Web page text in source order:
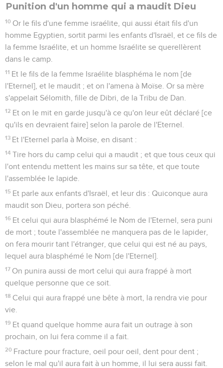
Punition d'un homme qui a maudit Dieu
10 Or le fils d'une femme israélite, qui aussi était fils d'un
homme Egyptien, sortit parmi les enfants d'Israël, et ce fils de
la femme Israélite, et un homme Israélite se querellèrent
dans le camp.
11 Et le fils de la femme Israélite blasphéma le nom [de
l'Eternel], et le maudit ; et on l'amena à Moïse. Or sa mère
s'appelait Sélomith, fille de Dibri, de la Tribu de Dan.
12 Et on le mit en garde jusqu'à ce qu'on leur eût déclaré [ce
qu'ils en devraient faire] selon la parole de l'Eternel.
13 Et l'Eternel parla à Moïse, en disant :
14 Tire hors du camp celui qui a maudit ; et que tous ceux qui
l'ont entendu mettent les mains sur sa tête, et que toute
l'assemblée le lapide.
15 Et parle aux enfants d'Israël, et leur dis : Quiconque aura
maudit son Dieu, portera son péché.
16 Et celui qui aura blasphémé le Nom de l'Eternel, sera puni
de mort ; toute l'assemblée ne manquera pas de le lapider,
on fera mourir tant l'étranger, que celui qui est né au pays,
lequel aura blasphémé le Nom [de l'Eternel].
17 On punira aussi de mort celui qui aura frappé à mort
quelque personne que ce soit.
18 Celui qui aura frappé une bête à mort, la rendra vie pour
vie.
19 Et quand quelque homme aura fait un outrage à son
prochain, on lui fera comme il a fait.
20 Fracture pour fracture, oeil pour oeil, dent pour dent ;
selon le mal qu'il aura fait à un homme, il lui sera aussi fait.